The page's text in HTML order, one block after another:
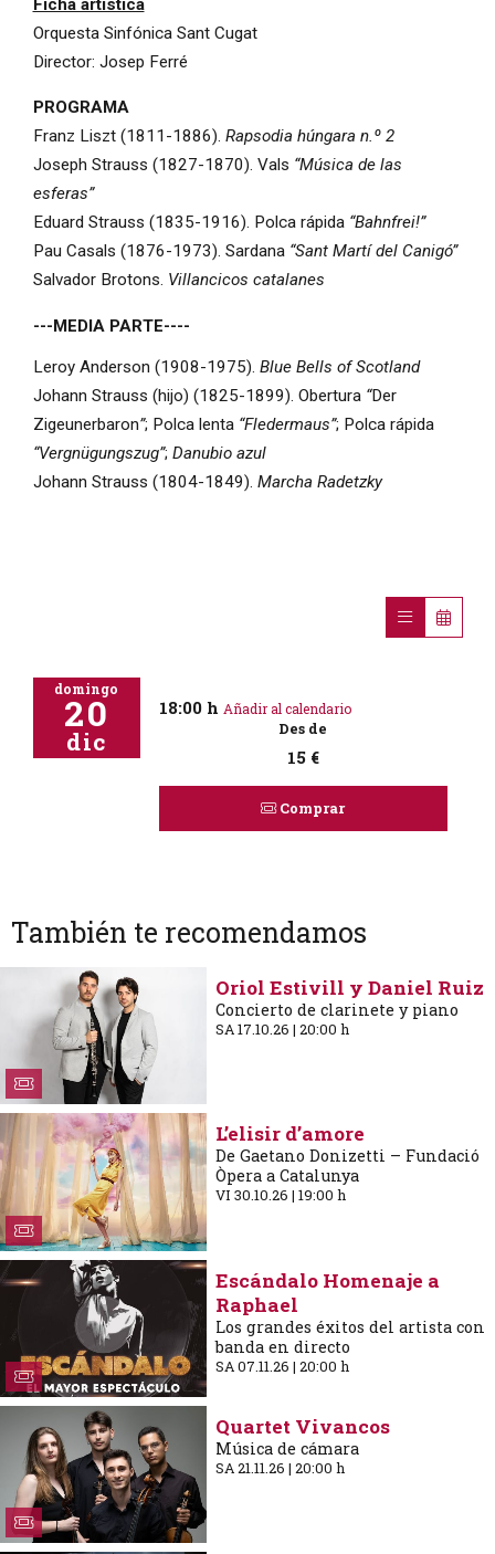
Ficha artística
Orquesta Sinfónica Sant Cugat
Director: Josep Ferré
PROGRAMA
Franz Liszt (1811-1886). Rapsodia húngara n.º 2
Joseph Strauss (1827-1870). Vals “Música de las
esferas”
Eduard Strauss (1835-1916). Polca rápida “Bahnfrei!”
Pau Casals (1876-1973). Sardana “Sant Martí del Canigó”
Salvador Brotons. Villancicos catalanes
---MEDIA PARTE----
Leroy Anderson (1908-1975). Blue Bells of Scotland
Johann Strauss (hijo) (1825-1899). Obertura “Der
Zigeunerbaron”; Polca lenta “Fledermaus”; Polca rápida
“Vergnügungszug”; Danubio azul
Johann Strauss (1804-1849). Marcha Radetzky
domingo
20
dic
18:00 h Añadir al calendario
Des de
15 €
Comprar
También te recomendamos
Oriol Estivill y Daniel Ruiz
Concierto de clarinete y piano
SA 17.10.26 | 20:00 h
L’elisir d’amore
De Gaetano Donizetti – Fundació
Òpera a Catalunya
VI 30.10.26 | 19:00 h
Escándalo Homenaje a
Raphael
Los grandes éxitos del artista con
banda en directo
SA 07.11.26 | 20:00 h
Quartet Vivancos
Música de cámara
SA 21.11.26 | 20:00 h